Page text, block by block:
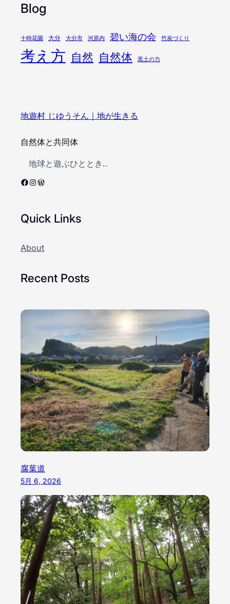
Blog
十時花園 大分 大分市 河原内 碧い海の会 竹炭づくり
考え方 自然 自然体 黒土の力
地遊村 じゆうそん｜地が生きる
自然体と共同体
地球と遊ぶひととき..
Facebook Instagram WordPress
Quick Links
About
Recent Posts
腐葉道
5月 6, 2026